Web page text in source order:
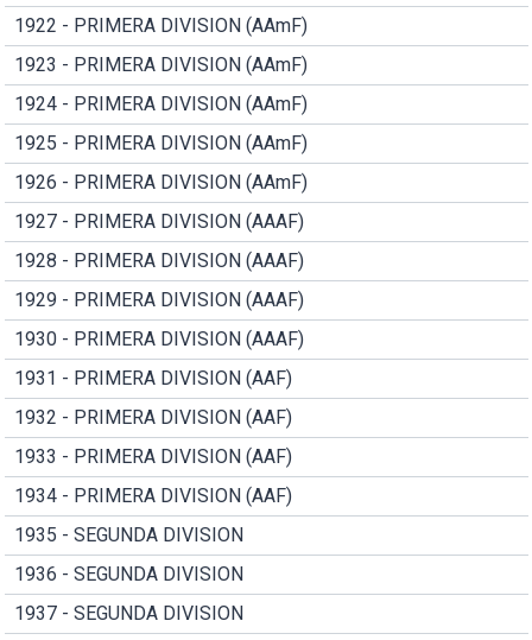
1922 - PRIMERA DIVISION (AAmF)
1923 - PRIMERA DIVISION (AAmF)
1924 - PRIMERA DIVISION (AAmF)
1925 - PRIMERA DIVISION (AAmF)
1926 - PRIMERA DIVISION (AAmF)
1927 - PRIMERA DIVISION (AAAF)
1928 - PRIMERA DIVISION (AAAF)
1929 - PRIMERA DIVISION (AAAF)
1930 - PRIMERA DIVISION (AAAF)
1931 - PRIMERA DIVISION (AAF)
1932 - PRIMERA DIVISION (AAF)
1933 - PRIMERA DIVISION (AAF)
1934 - PRIMERA DIVISION (AAF)
1935 - SEGUNDA DIVISION
1936 - SEGUNDA DIVISION
1937 - SEGUNDA DIVISION